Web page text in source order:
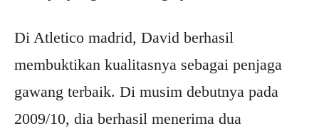
Di Atletico madrid, David berhasil
membuktikan kualitasnya sebagai penjaga
gawang terbaik. Di musim debutnya pada
2009/10, dia berhasil menerima dua